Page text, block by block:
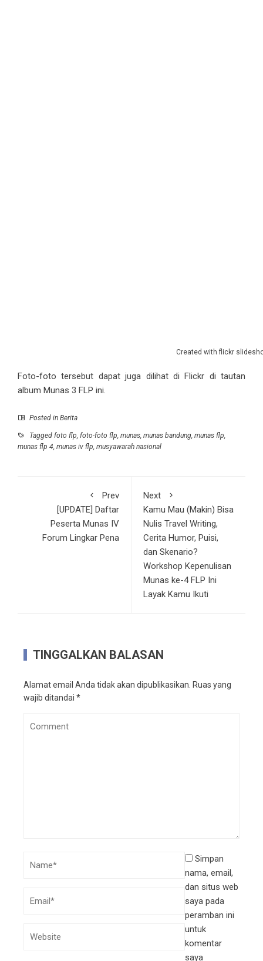
Created with flickr
Foto-foto tersebut dapat juga dilihat di Flickr di tautan
album Munas 3 FLP ini.
Posted in Berita
Tagged foto flp, foto-foto flp, munas, munas bandung, munas flp,
munas flp 4, munas iv flp, musyawarah nasional
Prev
[UPDATE] Daftar
Peserta Munas IV
Forum Lingkar Pena
Next
Kamu Mau (Makin) Bisa
Nulis Travel Writing,
Cerita Humor, Puisi,
dan Skenario?
Workshop Kepenulisan
Munas ke-4 FLP Ini
Layak Kamu Ikuti
TINGGALKAN BALASAN
Alamat email Anda tidak akan dipublikasikan. Ruas yang
wajib ditandai *
Simpan
nama, email,
dan situs web
saya pada
peramban ini
untuk
komentar
saya